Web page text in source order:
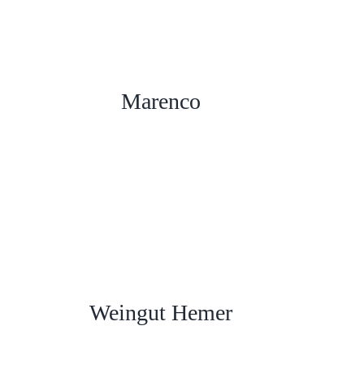
Marenco
Weingut Hemer